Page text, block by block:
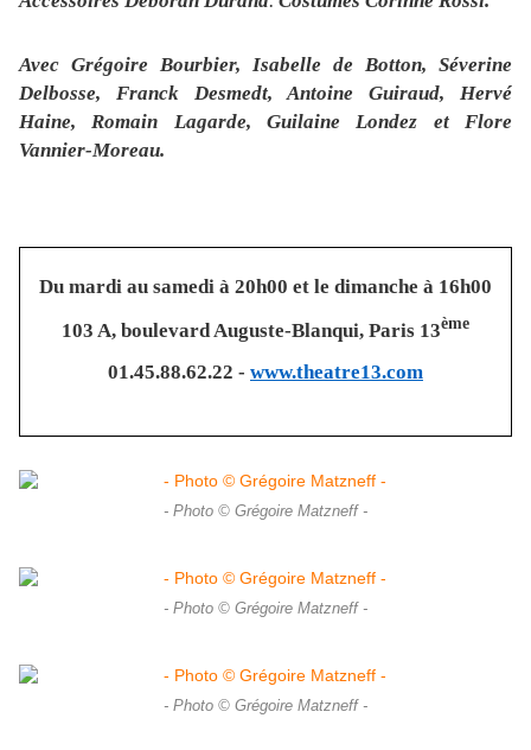
Avec Grégoire Bourbier, Isabelle de Botton, Séverine
Delbosse, Franck Desmedt, Antoine Guiraud, Hervé
Haine,
Romain Lagarde, Guilaine Londez et
Flore
Vannier-Moreau.
Du mardi au samedi à 20h00 et le dimanche à 16h00
103 A, boulevard Auguste-Blanqui, Paris 13ème
01.45.88.62.22 - www.theatre13.com
- Photo © Grégoire Matzneff -
- Photo © Grégoire Matzneff -
- Photo © Grégoire Matzneff -